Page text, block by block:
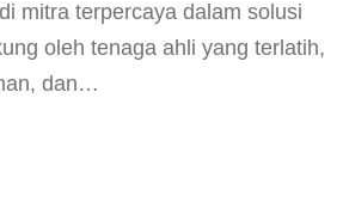
mitra terpercaya dalam solusi
oleh tenaga ahli yang terlatih,
dan…